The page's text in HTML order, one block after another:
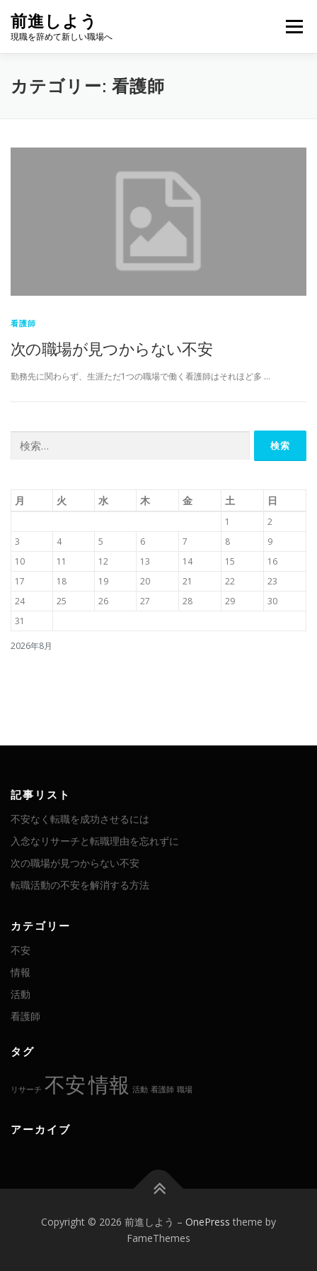
前進しよう
現職を辞めて新しい職場へ
メニュー
カテゴリー: 看護師
看護師
次の職場が見つからない不安
勤務先に関わらず、生涯ただ1つの職場で働く看護師はそれほど多 …
索:
2026年8月
月 火 水 木 金 土 日
1
2
3
4 5 6 7 8
9
10
11 12 13 14 15
16
17
18 19 20 21 22
23
24
25 26 27 28 29
30
31
記事リスト
不安なく転職を成功させるには
入念なリサーチと転職理由を忘れずに
次の職場が見つからない不安
転職活動の不安を解消する方法
カテゴリー
不安
情報
活動
看護師
タグ
リサーチ 不安情報 活動 看護師 職場
アーカイブ
Copyright © 2026 前進しよう – OnePress theme by
FameThemes